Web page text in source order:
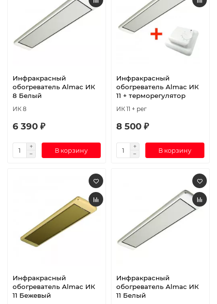
Инфракрасный
обогреватель Almac ИК
8 Белый
ИК 8
6 390 ₽
В корзину
Инфракрасный
обогреватель Almac ИК
11 + терморегулятор
ИК 11 + рег
8 500 ₽
В корзину
Инфракрасный
обогреватель Almac ИК
11 Бежевый
Инфракрасный
обогреватель Almac ИК
11 Белый